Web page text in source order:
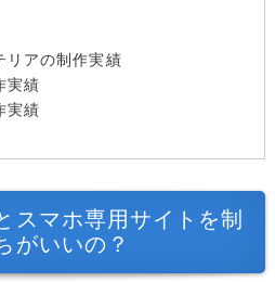
アの制作実績
実績
実績
スマホ専用サイトを制
がいいの？